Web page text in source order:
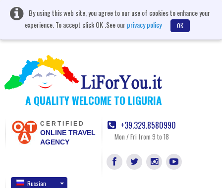
By using this web site, you agree to our use of cookies to enhance your
experience. To accept click OK .See ourprivacy policy OK
A QUALITY WELCOME TO LIGURIA
CERTIFIED
ONLINE TRAVEL
AGENCY
+39.329.8580990
Mon / Fri from 9 to 18
Russian